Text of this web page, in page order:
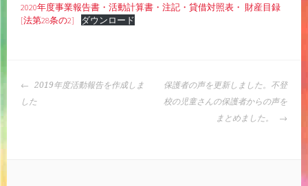
2020年度事業報告書・活動計算書・注記・貸借対照表・ 財産目録
[法第28条の2]
ダウンロード
投
稿
2019年度活動報告を作成しま
した
保護者の声を更新しました。不登
校の児童さんの保護者からの声を
まとめました。